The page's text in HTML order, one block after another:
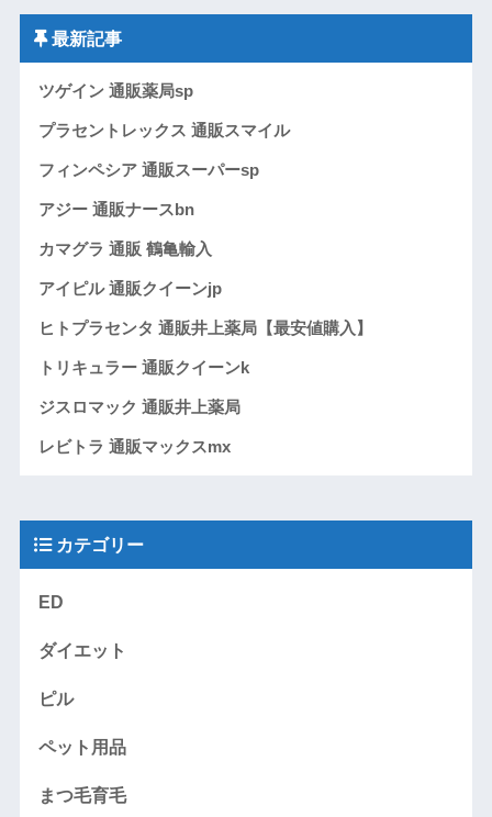
最新記事
ツゲイン 通販薬局sp
プラセントレックス 通販スマイル
フィンペシア 通販スーパーsp
アジー 通販ナースbn
カマグラ 通販 鶴亀輸入
アイピル 通販クイーンjp
ヒトプラセンタ 通販井上薬局【最安値購入】
トリキュラー 通販クイーンk
ジスロマック 通販井上薬局
レビトラ 通販マックスmx
カテゴリー
ED
ダイエット
ピル
ペット用品
まつ毛育毛